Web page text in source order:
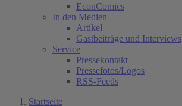
EconComics
In den Medien
Artikel
Gastbeiträge und Interviews
Service
Pressekontakt
Pressefotos/Logos
RSS-Feeds
Startseite